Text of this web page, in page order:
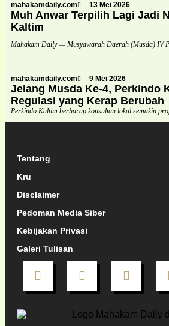
mahakamdaily.com 13 Mei 2026
Muh Anwar Terpilih Lagi Jadi
Kaltim
Mahakam Daily — Musyawarah Daerah (Musda) IV
mahakamdaily.com 9 Mei 2026
Jelang Musda Ke-4, Perkindo
Regulasi yang Kerap Berubah
Perkindo Kaltim berharap konsultan lokal semakin
Tentang
Kru
Disclaimer
Pedoman Media Siber
Kebijakan Privasi
Galeri Tulisan